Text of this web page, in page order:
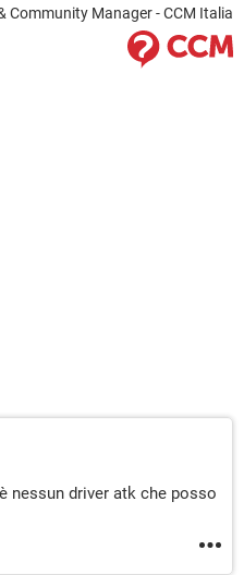
Community Manager - CCM Italia
nessun driver atk che posso